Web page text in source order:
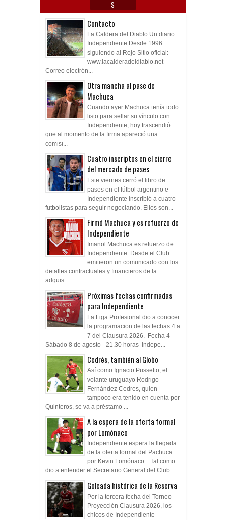
S
Contacto
La Caldera del Diablo Un diario
Independiente Desde 1996
siguiendo al Rojo Sitio oficial:
www.lacalderadeldiablo.net
Correo electrón...
Otra mancha al pase de
Machuca
Cuando ayer Machuca tenía todo
listo para sellar su vínculo con
Independiente, hoy trascendió
que al momento de la firma apareció una
comisi...
Cuatro inscriptos en el cierre
del mercado de pases
Este viernes cerró el libro de
pases en el fútbol argentino e
Independiente inscribió a cuatro
futbolistas para seguir negociando. Ellos son...
Firmó Machuca y es refuerzo de
Independiente
Imanol Machuca es refuerzo de
Independiente. Desde el Club
emitieron un comunicado con los
detalles contractuales y financieros de la
adquis...
Próximas fechas confirmadas
para Independiente
La Liga Profesional dio a conocer
la programacion de las fechas 4 a
7 del Clausura 2026. Fecha 4 -
Sábado 8 de agosto - 21.30 horas Indepe...
Cedrés, también al Globo
Así como Ignacio Pussetto, el
volante uruguayo Rodrigo
Fernández Cedres, quien
tampoco era tenido en cuenta por
Quinteros, se va a préstamo ...
A la espera de la oferta formal
por Lomónaco
Independiente espera la llegada
de la oferta formal del Pachuca
por Kevin Lomónaco . Tal como
dio a entender el Secretario General del Club...
Goleada histórica de la Reserva
Por la tercera fecha del Torneo
Proyección Clausura 2026, los
chicos de Independiente